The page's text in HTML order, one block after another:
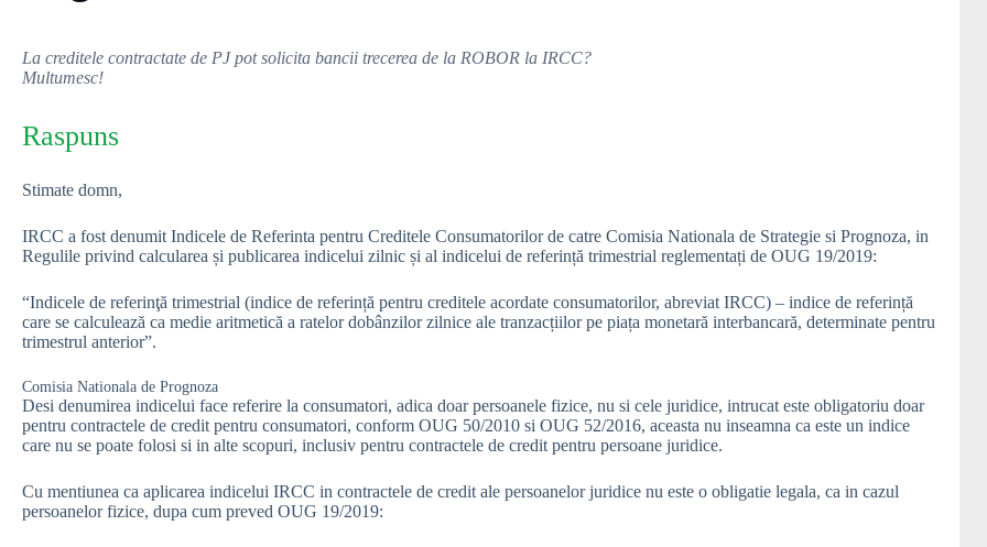
La creditele contractate de PJ pot solicita bancii trecerea de la ROBOR la IRCC?
Multumesc!
Raspuns
Stimate domn,
IRCC a fost denumit Indicele de Referinta pentru Creditele Consumatorilor de catre Comisia Nationala de Strategie si Prognoza, in
Regulile privind calcularea și publicarea indicelui zilnic și al indicelui de referință trimestrial reglementați de OUG 19/2019:
“Indicele de referinţă trimestrial (indice de referință pentru creditele acordate consumatorilor, abreviat IRCC) – indice de referință
care se calculează ca medie aritmetică a ratelor dobânzilor zilnice ale tranzacțiilor pe piața monetară interbancară, determinate pentru
trimestrul anterior”.
Comisia Nationala de Prognoza
Desi denumirea indicelui face referire la consumatori, adica doar persoanele fizice, nu si cele juridice, intrucat este obligatoriu doar
pentru contractele de credit pentru consumatori, conform OUG 50/2010 si OUG 52/2016, aceasta nu inseamna ca este un indice
care nu se poate folosi si in alte scopuri, inclusiv pentru contractele de credit pentru persoane juridice.
Cu mentiunea ca aplicarea indicelui IRCC in contractele de credit ale persoanelor juridice nu este o obligatie legala, ca in cazul
persoanelor fizice, dupa cum preved OUG 19/2019: